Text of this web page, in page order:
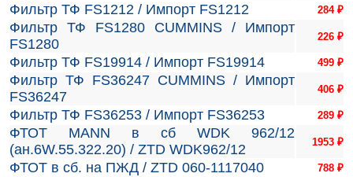
Фильтр ТФ FS1212 / Импорт FS1212 284 ₽
Фильтр ТФ FS1280 CUMMINS / Импорт
FS1280
226 ₽
Фильтр ТФ FS19914 / Импорт FS19914 499 ₽
Фильтр ТФ FS36247 CUMMINS / Импорт
FS36247
406 ₽
Фильтр ТФ FS36253 / Импорт FS36253 289 ₽
ФТОТ MANN в сб WDK 962/12
(ан.6W.55.322.20) / ZTD WDK962/12
1953 ₽
ФТОТ в сб. на ПЖД / ZTD 060-1117040 788 ₽